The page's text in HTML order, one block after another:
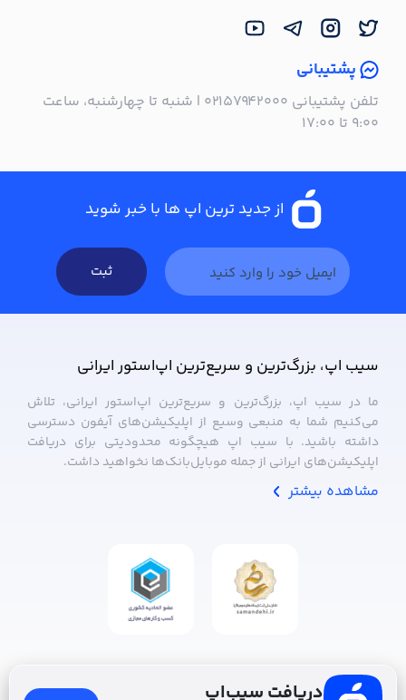
پشتیبانی
تلفن پشتیبانی ۰۲۱۵۷۹۴۲۰۰۰ | شنبه تا چهارشنبه، ساعت
۹:۰۰ تا ۱۷:۰۰
از جدید ترین اپ ها با خبر شوید
ثبت
سیب ‌اپ، بزرگ‌ترین و سریع‌ترین اپ‌استور ایرانی
ما در سیب ‌اپ، بزرگ‌ترین و سریع‌ترین اپ‌استور ایرانی، تلاش
می‌کنیم شما به منبعی وسیع از اپلیکیشن‌های آیفون دسترسی
داشته باشید. با سیب ‌اپ هیچگونه محدودیتی برای دریافت
اپلیکیشن‌های ایرانی از جمله موبایل‌بانک‌ها نخواهید داشت.
مشاهده بیشتر
دریافت سیب‌اپ